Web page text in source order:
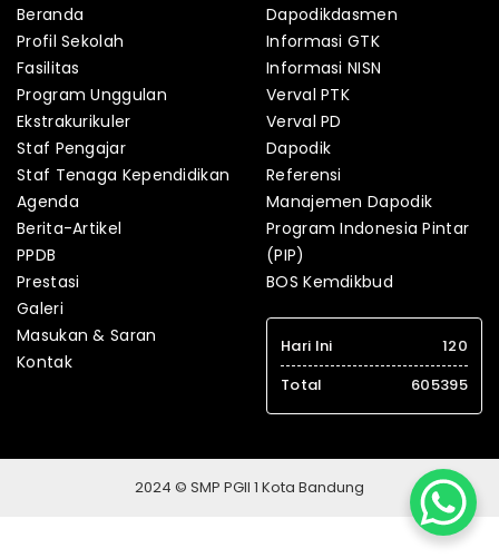
Beranda
Profil Sekolah
Fasilitas
Program Unggulan
Ekstrakurikuler
Staf Pengajar
Staf Tenaga Kependidikan
Agenda
Berita-Artikel
PPDB
Prestasi
Galeri
Masukan & Saran
Kontak
Dapodikdasmen
Informasi GTK
Informasi NISN
Verval PTK
Verval PD
Dapodik
Referensi
Manajemen Dapodik
Program Indonesia Pintar
(PIP)
BOS Kemdikbud
Hari Ini
120
Total
605395
2024 © SMP PGII 1 Kota Bandung